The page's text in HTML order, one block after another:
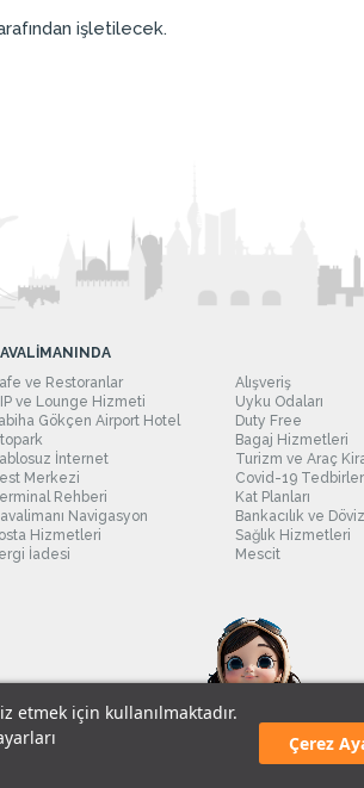
etmek için kullanılmaktadır.
Çerez
işletilecek.
ve Restoranlar
Alışveriş
ve Lounge Hizmeti
Uyku Odaları
Gökçen Airport Hotel
Duty Free
Bagaj Hizmetleri
İnternet
Turizm ve Araç
Merkezi
Covid-19
Rehberi
Kat Planları
Navigasyon
Bankacılık ve
Hizmetleri
Sağlık Hizmetleri
İadesi
Mescit